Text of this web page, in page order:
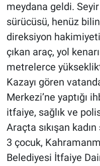
meydana geldi.
sürücüsü, henüz
direksiyon
çıkan araç, yol
metrelerce
Kazayı gören
Merkezi’ne yaptığı
itfaiye, sağlık ve
Araçta sıkışan
3 çocuk,
Belediyesi İtfaiye
Güvenlik
Bölge